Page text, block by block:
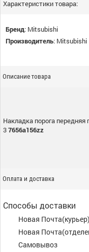
Характеристики товара:
Бренд: Mitsubishi
Производитель: Mitsubishi
Описание товара
Накладка порога
37656a156zz
Оплата и доставка
Способы доставки
Новая Почта(курьер)
Новая
Самовывоз